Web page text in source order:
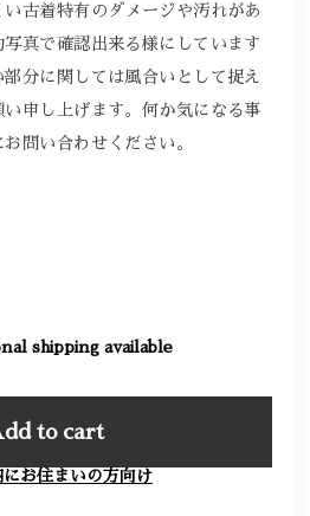
古着特有のダメージや汚れがあ
真で確認出来る様にしています
分に関しては風合いとして捉え
申し上げます。何か気になる事
問い合わせください。
shipping available
to cart
にお住まいの方向け